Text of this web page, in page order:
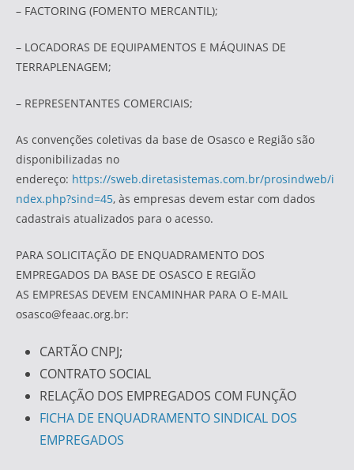
– FACTORING (FOMENTO MERCANTIL);
– LOCADORAS DE EQUIPAMENTOS E MÁQUINAS DE
TERRAPLENAGEM;
– REPRESENTANTES COMERCIAIS;
As convenções coletivas da base de Osasco e Região são
disponibilizadas no
endereço: https://sweb.diretasistemas.com.br/prosindweb/i
ndex.php?sind=45, às empresas devem estar com dados
cadastrais atualizados para o acesso.
PARA SOLICITAÇÃO DE ENQUADRAMENTO DOS
EMPREGADOS DA BASE DE OSASCO E REGIÃO
AS EMPRESAS DEVEM ENCAMINHAR PARA O E-MAIL
osasco@feaac.org.br:
CARTÃO CNPJ;
CONTRATO SOCIAL
RELAÇÃO DOS EMPREGADOS COM FUNÇÃO
FICHA DE ENQUADRAMENTO SINDICAL DOS
EMPREGADOS